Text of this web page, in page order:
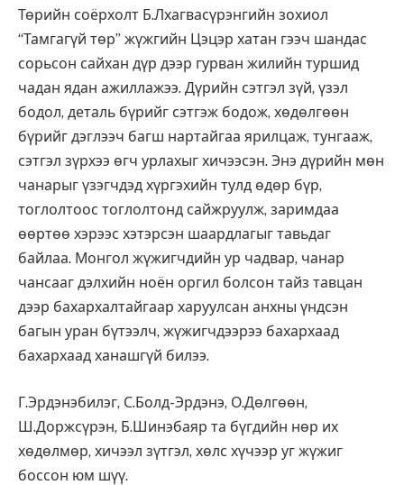
Төрийн соёрхолт Б.Лхагвасүрэнгийн зохиол
“Тамгагүй төр” жүжгийн Цэцэр хатан гээч шандас
сорьсон сайхан дүр дээр гурван жилийн туршид
чадан ядан ажиллажээ. Дүрийн сэтгэл зүй, үзэл
бодол, деталь бүрийг сэтгэж бодож, хөдөлгөөн
бүрийг дэглээч багш нартайгаа ярилцаж, тунгааж,
сэтгэл зүрхээ өгч урлахыг хичээсэн. Энэ дүрийн мөн
чанарыг үзэгчдэд хүргэхийн тулд өдөр бүр,
тоглолтоос тоглолтонд сайжруулж, заримдаа
өөртөө хэрээс хэтэрсэн шаардлагыг тавьдаг
байлаа. Монгол жүжигчдийн ур чадвар, чанар
чансааг дэлхийн ноён оргил болсон тайз тавцан
дээр бахархалтайгаар харуулсан анхны үндсэн
багын уран бүтээлч, жүжигчдээрээ бахархаад
бахархаад ханашгүй билээ.
Г.Эрдэнэбилэг, С.Болд-Эрдэнэ, О.Дөлгөөн,
Ш.Доржсүрэн, Б.Шинэбаяр та бүгдийн нөр их
хөдөлмөр, хичээл зүтгэл, хөлс хүчээр уг жүжиг
боссон юм шүү.